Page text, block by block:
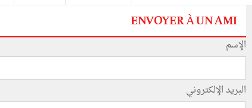
ENVOYER À UN AMI
الإسم
البريد الإلكتروني